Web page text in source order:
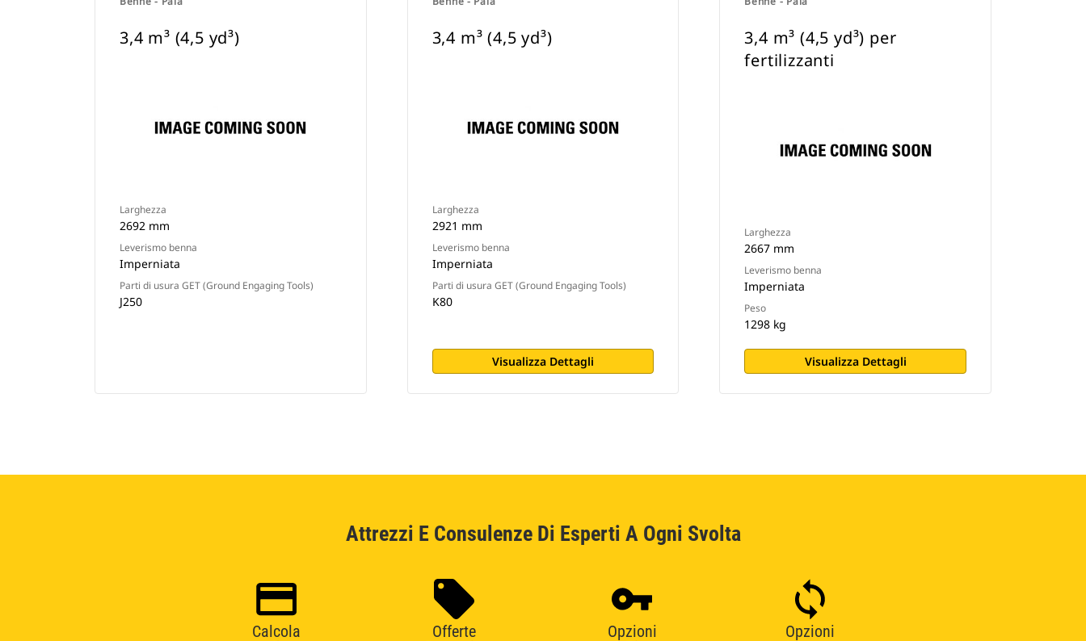
3,4 m³ (4,5 yd³)
Larghezza
2692 mm
Leverismo benna
Imperniata
Parti di usura GET (Ground Engaging Tools)
J250
3,4 m³ (4,5 yd³)
Larghezza
2921 mm
Leverismo benna
Imperniata
Parti di usura GET (Ground Engaging Tools)
K80
Visualizza Dettagli
3,4 m³ (4,5 yd³) per
fertilizzanti
Larghezza
2667 mm
Leverismo benna
Imperniata
Peso
1298 kg
Visualizza Dettagli
Attrezzi E Consulenze Di Esperti A Ogni Svolta
Calcola
Offerte
Opzioni
Opzioni